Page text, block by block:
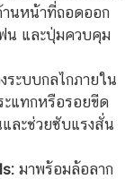
านหน้าที่ถอดออก
น และปุ่มควบคุม
ะบบกลไกภายใน
ะแทกหรือรอยขีด
ละช่วยซับแรงสั่น
มาพร้อมล้อลาก